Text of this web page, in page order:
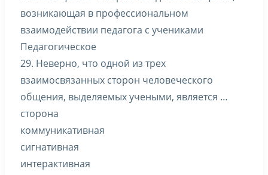
возникающая в профессиональном
взаимодействии педагога с учениками
Педагогическое
29. Неверно, что одной из трех
взаимосвязанных сторон человеческого
общения, выделяемых учеными, является …
сторона
коммуникативная
сигнативная
интерактивная